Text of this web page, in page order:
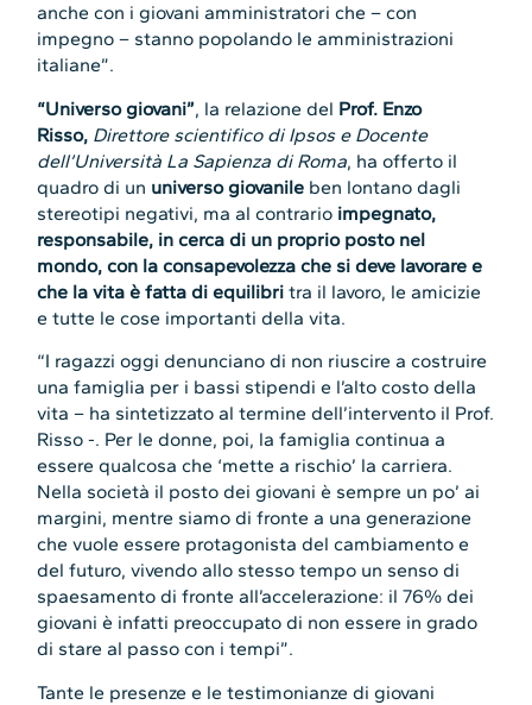
anche con i giovani amministratori che – con
impegno – stanno popolando le amministrazioni
italiane”.
“Universo giovani”, la relazione del Prof. Enzo
Risso, Direttore scientifico di Ipsos e Docente
dell’Università La Sapienza di Roma, ha offerto il
quadro di un universo giovanile ben lontano dagli
stereotipi negativi, ma al contrario impegnato,
responsabile, in cerca di un proprio posto nel
mondo, con la consapevolezza che si deve lavorare e
che la vita è fatta di equilibri tra il lavoro, le amicizie
e tutte le cose importanti della vita.
“I ragazzi oggi denunciano di non riuscire a costruire
una famiglia per i bassi stipendi e l’alto costo della
vita – ha sintetizzato al termine dell’intervento il Prof.
Risso -. Per le donne, poi, la famiglia continua a
essere qualcosa che ‘mette a rischio’ la carriera.
Nella società il posto dei giovani è sempre un po’ ai
margini, mentre siamo di fronte a una generazione
che vuole essere protagonista del cambiamento e
del futuro, vivendo allo stesso tempo un senso di
spaesamento di fronte all’accelerazione: il 76% dei
giovani è infatti preoccupato di non essere in grado
di stare al passo con i tempi”.
Tante le presenze e le testimonianze di giovani